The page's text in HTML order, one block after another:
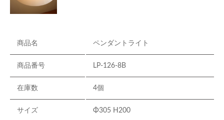
商品名 ペンダントライト
商品番号 LP-126-8B
在庫数 4個
サイズ Φ305 H200